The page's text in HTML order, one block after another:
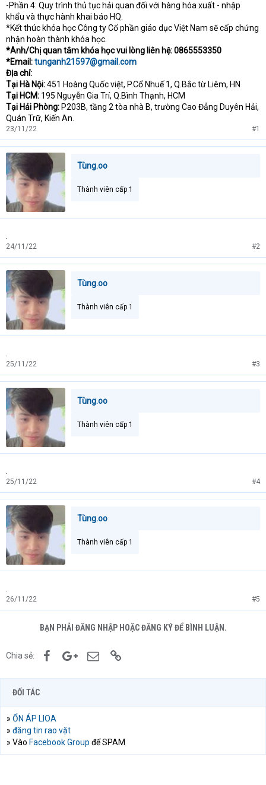
-Phần 4: Quy trình thủ tục hải quan đối với hàng hóa xuất - nhập
khẩu và thực hành khai báo HQ.
*Kết thúc khóa học Công ty Cổ phần giáo dục Việt Nam sẽ cấp chứng
nhận hoàn thành khóa học.
*Anh/Chị quan tâm khóa học vui lòng liên hệ: 0865553350
*Email:tunganh21597@gmail.com
Địa chỉ:
Tại Hà Nội:451 Hoàng Quốc việt, P.Cổ Nhuế 1, Q.Bắc từ Liêm, HN
Tại HCM: 195 Nguyễn Gia Trí, Q.Bình Thạnh, HCM
Tại Hải Phòng: P203B, tầng 2 tòa nhà B, trường Cao Đẳng Duyên Hải,
Quán Trữ, Kiến An.
23/11/22 #1
Tùng.oo
Thành viên cấp 1
.
24/11/22 #2
Tùng.oo
Thành viên cấp 1
.
25/11/22 #3
Tùng.oo
Thành viên cấp 1
.
25/11/22 #4
Tùng.oo
Thành viên cấp 1
.
26/11/22 #5
BẠN PHẢI ĐĂNG NHẬP HOẶC ĐĂNG KÝ ĐỂ BÌNH LUẬN.
Chia sẻ: FacebookGoogle+Email
ĐỐI TÁC
» ỔN ÁP LIOA
» đăng tin rao vặt
» Vào Facebook Group để SPAM